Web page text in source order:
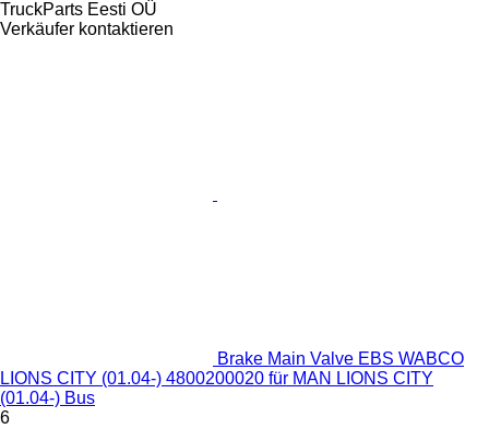
TruckParts Eesti OÜ
Verkäufer kontaktieren
Brake Main Valve EBS WABCO
LIONS CITY (01.04-) 4800200020 für MAN LIONS CITY
(01.04-) Bus
6